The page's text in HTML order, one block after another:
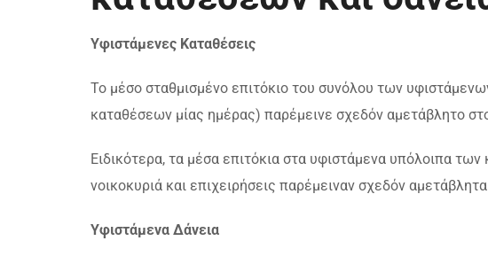
Υφιστάμενες Καταθέσεις
Το μέσο σταθμισμένο επιτόκιο του συνόλου των
καταθέσεων μίας ημέρας) παρέμεινε σχεδόν αμετάβλητο
Ειδικότερα, τα μέσα επιτόκια στα υφιστάμενα υπόλοιπα
νοικοκυριά και επιχειρήσεις παρέμειναν σχεδόν
Υφιστάμενα Δάνεια